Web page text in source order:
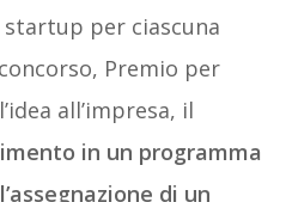
per ciascuna
Premio per
all’impresa, il
in un programma
di un